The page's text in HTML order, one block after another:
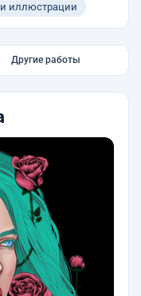
иллюстрации
Другие работы